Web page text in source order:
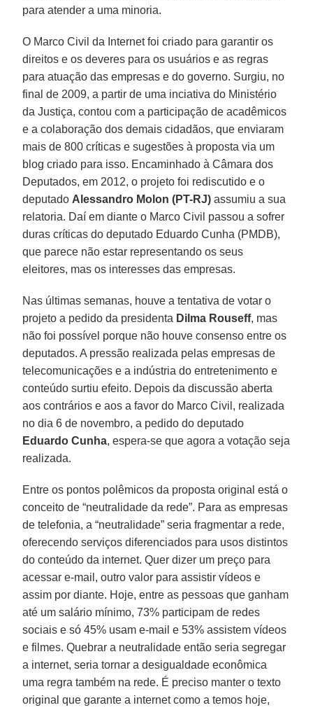
para atender a uma minoria.
O Marco Civil da Internet foi criado para garantir os
direitos e os deveres para os usuários e as regras
para atuação das empresas e do governo. Surgiu, no
final de 2009, a partir de uma inciativa do Ministério
da Justiça, contou com a participação de acadêmicos
e a colaboração dos demais cidadãos, que enviaram
mais de 800 críticas e sugestões à proposta via um
blog criado para isso. Encaminhado à Câmara dos
Deputados, em 2012, o projeto foi rediscutido e o
deputado Alessandro Molon (PT-RJ) assumiu a sua
relatoria. Daí em diante o Marco Civil passou a sofrer
duras críticas do deputado Eduardo Cunha (PMDB),
que parece não estar representando os seus
eleitores, mas os interesses das empresas.
Nas últimas semanas, houve a tentativa de votar o
projeto a pedido da presidenta Dilma Rouseff, mas
não foi possível porque não houve consenso entre os
deputados. A pressão realizada pelas empresas de
telecomunicações e a indústria do entretenimento e
conteúdo surtiu efeito. Depois da discussão aberta
aos contrários e aos a favor do Marco Civil, realizada
no dia 6 de novembro, a pedido do deputado
Eduardo Cunha, espera-se que agora a votação seja
realizada.
Entre os pontos polêmicos da proposta original está o
conceito de “neutralidade da rede”. Para as empresas
de telefonia, a “neutralidade” seria fragmentar a rede,
oferecendo serviços diferenciados para usos distintos
do conteúdo da internet. Quer dizer um preço para
acessar e-mail, outro valor para assistir vídeos e
assim por diante. Hoje, entre as pessoas que ganham
até um salário mínimo, 73% participam de redes
sociais e só 45% usam e-mail e 53% assistem vídeos
e filmes. Quebrar a neutralidade então seria segregar
a internet, seria tornar a desigualdade econômica
uma regra também na rede. É preciso manter o texto
original que garante a internet como a temos hoje,